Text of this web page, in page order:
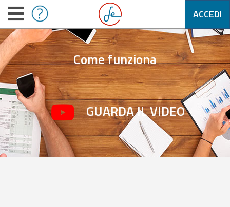
ACCEDI
Come funziona
GUARDA IL VIDEO